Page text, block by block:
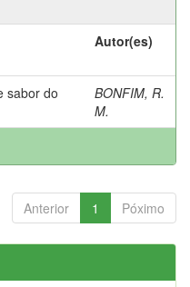
Autor(es)
sabor do
BONFIM, R.
M.
Anterior 1 Póximo